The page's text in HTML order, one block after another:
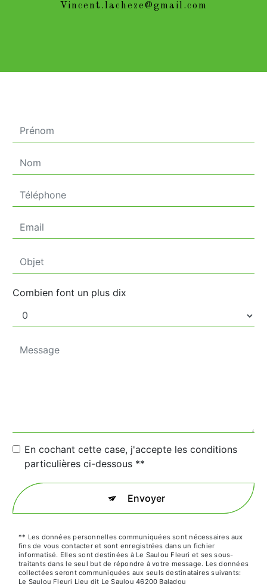
vincent.lacheze@gmail.com
Combien font un plus dix
En cochant cette case, j'accepte les conditions
particulières ci-dessous **
Envoyer
** Les données personnelles communiquées sont nécessaires aux
fins de vous contacter et sont enregistrées dans un fichier
informatisé. Elles sont destinées à Le Saulou Fleuri et ses sous-
traitants dans le seul but de répondre à votre message. Les données
collectées seront communiquées aux seuls destinataires suivants:
Le Saulou Fleuri Lieu dit Le Saulou 46200 Baladou